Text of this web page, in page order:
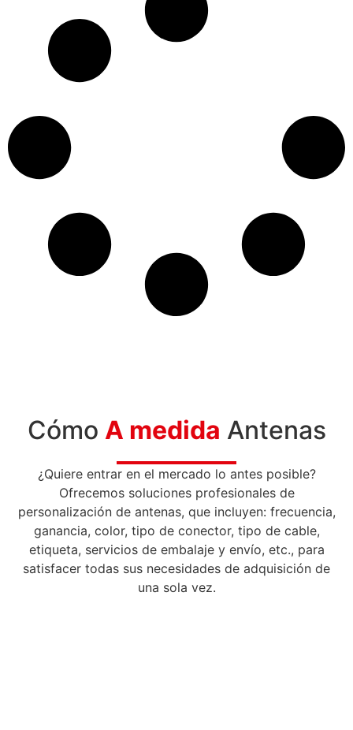
Cómo A medida Antenas
¿Quiere entrar en el mercado lo antes posible?
Ofrecemos soluciones profesionales de
personalización de antenas, que incluyen: frecuencia,
ganancia, color, tipo de conector, tipo de cable,
etiqueta, servicios de embalaje y envío, etc., para
satisfacer todas sus necesidades de adquisición de
una sola vez.